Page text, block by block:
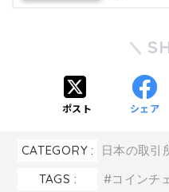
ポスト シェア
CATEGORY :
日本の取引
TAGS :
コインチ